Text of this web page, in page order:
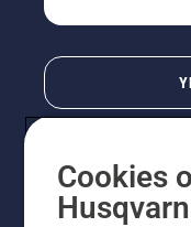
Cookies